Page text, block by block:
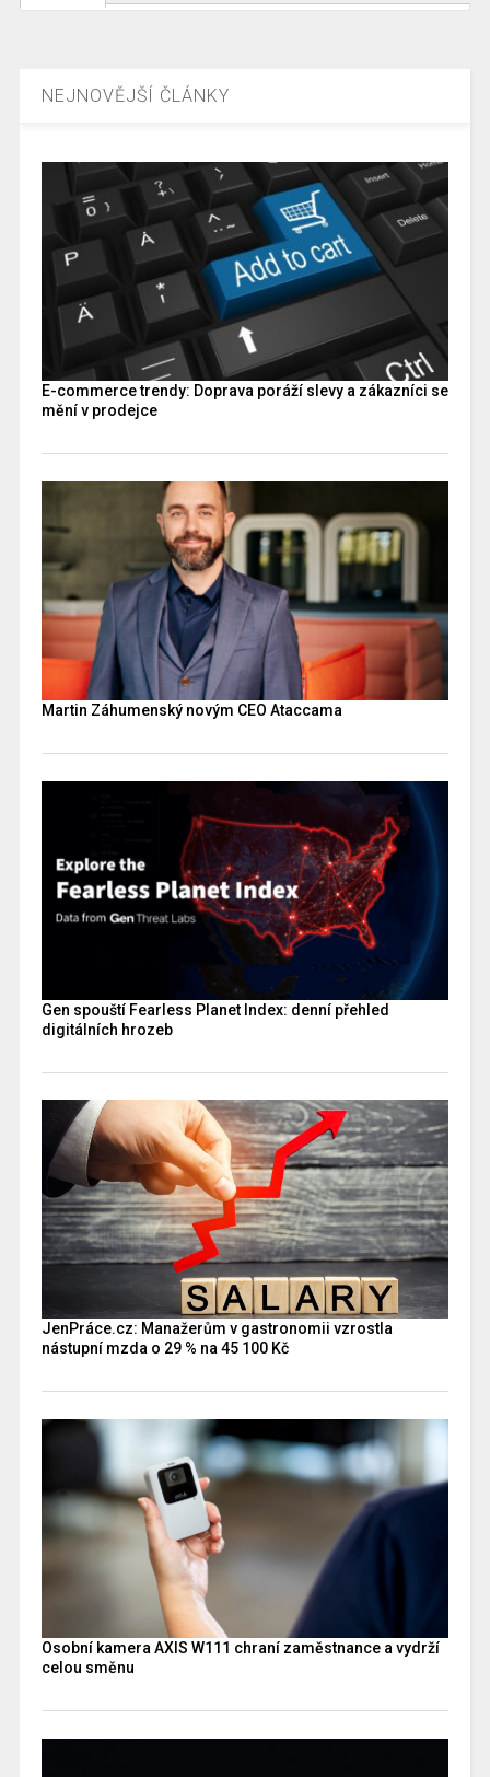
NEJNOVĚJŠÍ ČLÁNKY
E-commerce trendy: Doprava poráží slevy a zákazníci se
mění v prodejce
Martin Záhumenský novým CEO Ataccama
Gen spouští Fearless Planet Index: denní přehled
digitálních hrozeb
JenPráce.cz: Manažerům v gastronomii vzrostla
nástupní mzda o 29 % na 45 100 Kč
Osobní kamera AXIS W111 chraní zaměstnance a vydrží
celou směnu